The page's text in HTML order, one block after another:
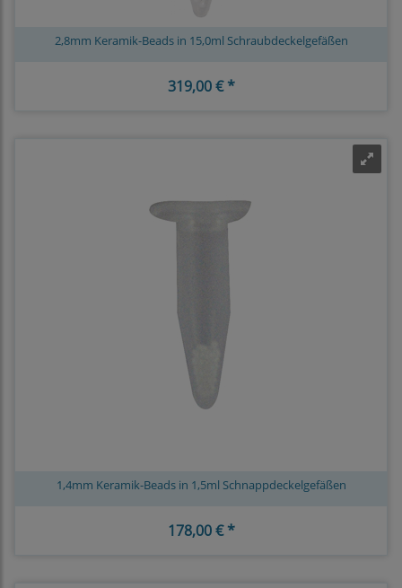
2,8mm Keramik-Beads in 15,0ml Schraubdeckelgefäßen
319,00 € *
1,4mm Keramik-Beads in 1,5ml Schnappdeckelgefäßen
178,00 € *